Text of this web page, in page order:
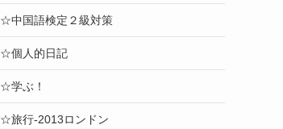
☆中国語検定２級対策
☆個人的日記
☆学ぶ！
☆旅行-2013ロンドン